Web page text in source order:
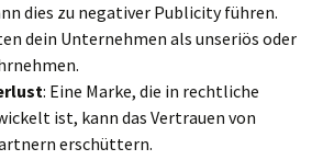
dies zu negativer Publicity führen.
dein Unternehmen als unseriös oder
: Eine Marke, die in rechtliche
ist, kann das Vertrauen von
erschüttern.